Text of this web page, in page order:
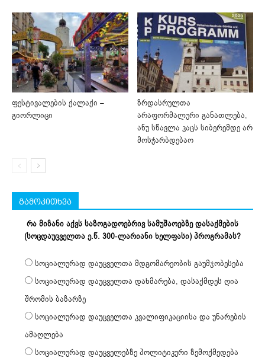
ფესტივალების ქალაქი –
გიორლიცი
ზრდასრულთა
არაფორმალური განათლება,
ანუ სწავლა კაცს სიბერემდე არ
მოსჭარბდებაო
გამოკითხვა
რა მიზანი აქვს საზოგადოებრივ სამუშაოებზე დასაქმების
(სოცდაუცველთა ე.წ. 300-ლარიანი ხელფასი) პროგრამას?
სოციალურად დაუცველთა მდგომარეობის გაუმჯობესება
სოციალურად დაუცველთა დახმარება, დასაქმდეს ღია
შრომის ბაზარზე
სოციალურად დაუცველთა კვალიფიკაციისა და უნარების
ამაღლება
სოციალურად დაუცველებზე პოლიტიკური ზემოქმედება